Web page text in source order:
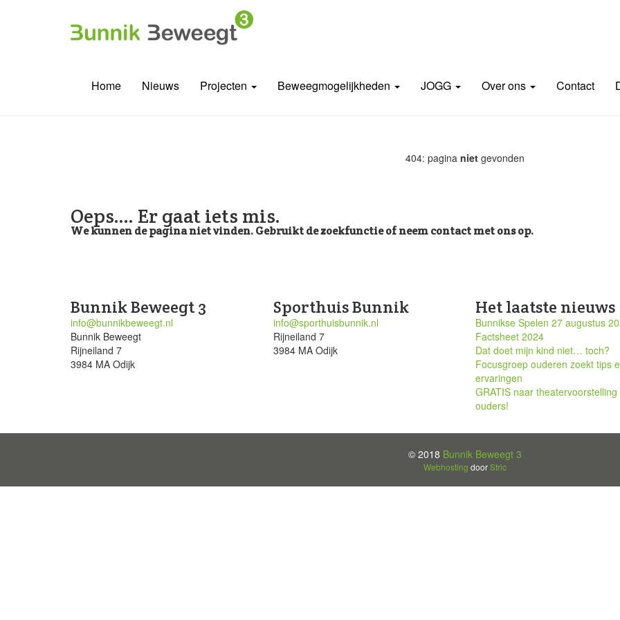
Home Nieuws Projecten Beweegmogelijkheden JOGG Over ons Contact
404: pagina niet gevonden
Oeps.... Er gaat iets mis.
We kunnen de pagina niet vinden. Gebruikt de zoekfunctie of neem contact met ons op.
Bunnik Beweegt 3
info@bunnikbeweegt.nl
Bunnik Beweegt
Rijneiland 7
3984 MA Odijk
Sporthuis Bunnik
info@sporthuisbunnik.nl
Rijneiland 7
3984 MA Odijk
Het laatste nieuws
Bunnikse Spelen 27 augustus
Factsheet 2024
Dat doet mijn kind niet… toch?
Focusgroep ouderen zoekt tips
ervaringen
GRATIS naar
ouders!
© 2018 Bunnik Beweegt 3
Webhosting doorStric